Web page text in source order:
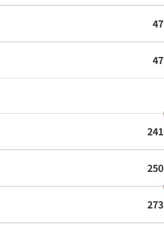
47
47
241
250
273